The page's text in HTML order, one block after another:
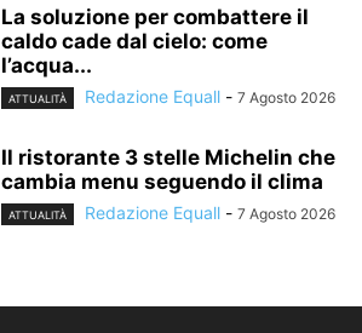
La soluzione per combattere il
caldo cade dal cielo: come
l’acqua...
ATTUALITÀ Redazione Equall - 7 Agosto 2026
Il ristorante 3 stelle Michelin che
cambia menu seguendo il clima
ATTUALITÀ Redazione Equall - 7 Agosto 2026